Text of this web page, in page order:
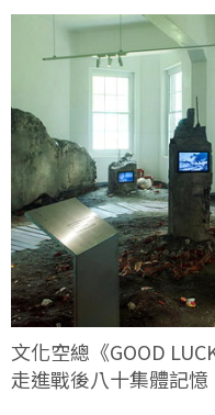
文化空總《GOOD
走進戰後八十集體記憶